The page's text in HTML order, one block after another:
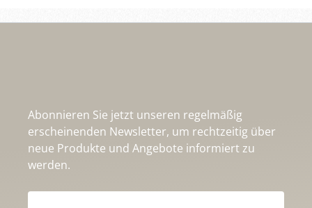
Abonnieren Sie jetzt unseren regelmäßig
erscheinenden Newsletter, um rechtzeitig über
neue Produkte und Angebote informiert zu
werden.